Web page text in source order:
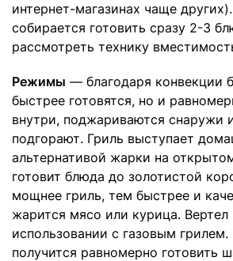
интернет-магазинах чаще
собирается готовить сразу 2-3
рассмотреть технику
Режимы — благодаря конвекции
быстрее готовятся, но и
внутри, поджариваются снаружи
подгорают. Гриль выступает
альтернативой жарки на
готовит блюда до золотистой
мощнее гриль, тем быстрее и
жарится мясо или курица. Вертел
использовании с газовым
получится равномерно готовить